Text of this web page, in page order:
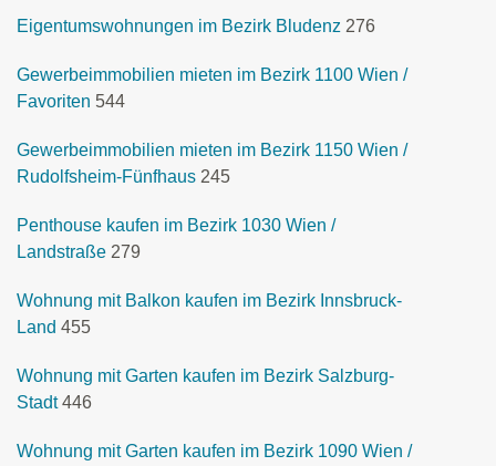
Eigentumswohnungen im Bezirk Bludenz 276
Gewerbeimmobilien mieten im Bezirk 1100 Wien /
Favoriten 544
Gewerbeimmobilien mieten im Bezirk 1150 Wien /
Rudolfsheim-Fünfhaus 245
Penthouse kaufen im Bezirk 1030 Wien /
Landstraße 279
Wohnung mit Balkon kaufen im Bezirk Innsbruck-
Land 455
Wohnung mit Garten kaufen im Bezirk Salzburg-
Stadt 446
Wohnung mit Garten kaufen im Bezirk 1090 Wien /